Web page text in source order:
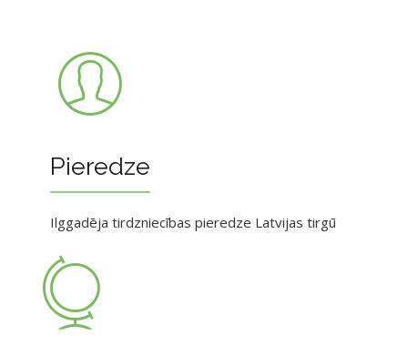
Pieredze
Ilggadēja tirdzniecības pieredze Latvijas tirgū